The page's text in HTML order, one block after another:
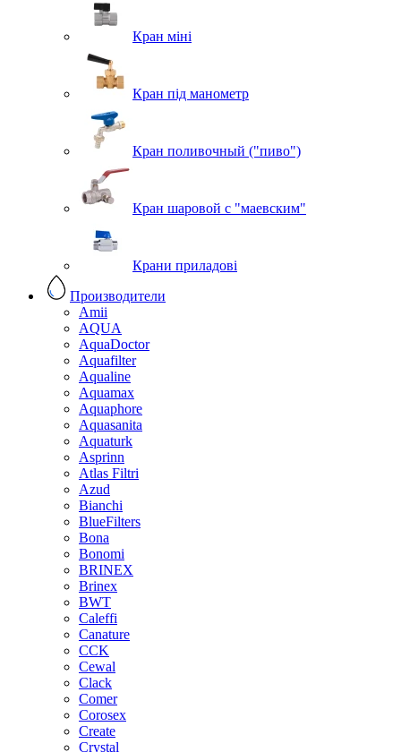
Кран міні
Кран під манометр
Кран поливочный ("пиво")
Кран шаровой с "маевским"
Крани приладові
Производители
Amii
AQUA
AquaDoctor
Aquafilter
Aqualine
Aquamax
Aquaphore
Aquasanita
Aquaturk
Asprinn
Atlas Filtri
Azud
Bianchi
BlueFilters
Bona
Bonomi
BRINEX
Brinex
BWT
Caleffi
Canature
CCK
Cewal
Clack
Comer
Corosex
Create
Crystal